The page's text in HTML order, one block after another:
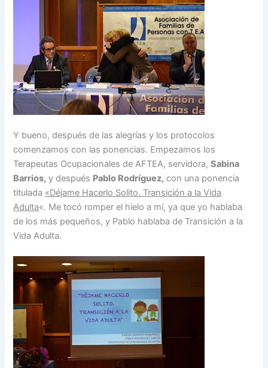
Y bueno, después de las alegrías y los protocolos
comenzamos con las ponencias. Empezamos los
Terapeutas Ocupacionales de AFTEA, servidora,Sabina
Barrios, y después Pablo Rodríguez, con una ponencia
titulada «Déjame Hacerlo Solito. Transición a la Vida
Adulta«. Me tocó romper el hielo a mí, ya que yo hablaba
de los más pequeños, y Pablo hablaba de Transición a la
Vida Adulta.